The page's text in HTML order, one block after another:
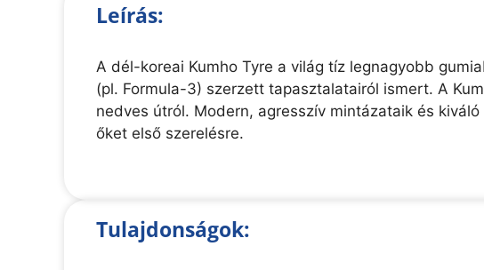
Leírás:
A dél-koreai Kumho Tyre a világ tíz legnagyobb
(pl. Formula-3) szerzett tapasztalatairól ismert. A
nedves útról. Modern, agresszív mintázataik és
őket első szerelésre.
Tulajdonságok: